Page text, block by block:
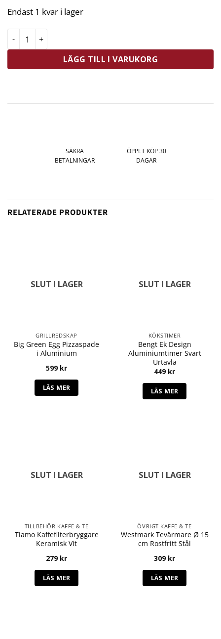
Endast 1 kvar i lager
LÄGG TILL I VARUKORG
SÄKRA
BETALNINGAR
ÖPPET KÖP 30
DAGAR
RELATERADE PRODUKTER
SLUT I LAGER
GRILLREDSKAP
Big Green Egg Pizzaspade
i Aluminium
599 kr
LÄS MER
SLUT I LAGER
KÖKSTIMER
Bengt Ek Design
Aluminiumtimer Svart
Urtavla
449 kr
LÄS MER
SLUT I LAGER
TILLBEHÖR KAFFE & TE
Tiamo Kaffefilterbryggare
Keramisk Vit
279 kr
LÄS MER
SLUT I LAGER
ÖVRIGT KAFFE & TE
Westmark Tevärmare Ø 15
cm Rostfritt Stål
309 kr
LÄS MER